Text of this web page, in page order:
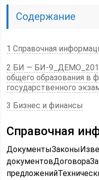
Содержание
1 Справочная
2 БИ — БИ-
общего образования в
государственного
3 Бизнес и финансы
Справочная